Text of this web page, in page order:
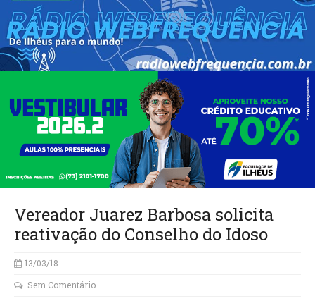
Vereador Juarez Barbosa solicita
reativação do Conselho do Idoso
13/03/18
Sem Comentário